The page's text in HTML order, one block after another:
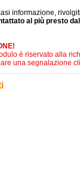
informazione,
al più presto
è riservato alla
una segnalazione